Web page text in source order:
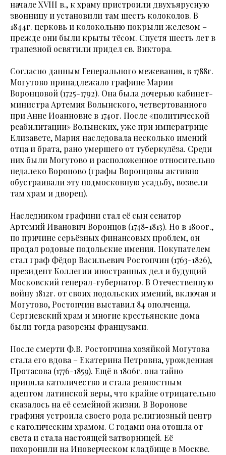
начале XVIII в., к храму пристроили двухъярусную
звонницу и установили там шесть колоколов. В
1844г. церковь и колокольню покрыли железом –
прежде они были крыты тёсом. Спустя шесть лет в
трапезной освятили придел св. Виктора.
Согласно данным Генерального межевания, в 1788г.
Могутово принадлежало графине Марии
Воронцовой (1725-1792). Она была дочерью кабинет-
министра Артемия Волынского, четвертованного
при Анне Иоанновне в 1740г. После «политической
реабилитации» Волынских, уже при императрице
Елизавете, Мария наследовала несколько имений
отца и брата, рано умершего от туберкулёза. Среди
них были Могутово и расположенное относительно
недалеко Вороново (графы Воронцовы активно
обустраивали эту подмосковную усадьбу, возвели
там храм и дворец).
Наследником графини стал её сын сенатор
Артемий Иванович Воронцов (1748-1813). Но в 1800г.,
по причине серьёзных финансовых проблем, он
продал родовые подольские имения. Покупателем
стал граф Фёдор Васильевич Ростопчин (1763-1826),
президент Коллегии иностранных дел и будущий
Московский генерал-губернатор. В Отечественную
войну 1812г. от своих подольских имений, включая и
Могутово, Ростопчин выставил 84 ополченца.
Сергиевский храм и многие крестьянские дома
были тогда разорены французами.
После смерти Ф.В. Ростопчина хозяйкой Могутова
стала его вдова – Екатерина Петровна, урожденная
Протасова (1776-1859). Ещё в 1806г. она тайно
приняла католичество и стала ревностным
адептом латинской веры, что крайне отрицательно
сказалось на её семейной жизни. В Воронове
графиня устроила своего рода религиозный центр
с католическим храмом. С годами она отошла от
света и стала настоящей затворницей. Её
похоронили на Иноверческом кладбище в Москве.